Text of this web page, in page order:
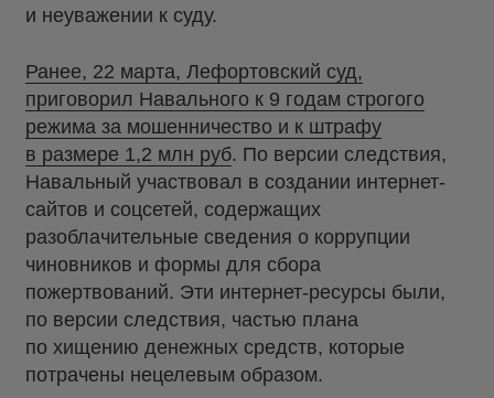
и неуважении к суду.
Ранее, 22 марта, Лефортовский суд,
приговорил Навального к 9 годам строгого
режима за мошенничество и к штрафу
в размере 1,2 млн руб. По версии следствия,
Навальный участвовал в создании интернет-
сайтов и соцсетей, содержащих
разоблачительные сведения о коррупции
чиновников и формы для сбора
пожертвований. Эти интернет-ресурсы были,
по версии следствия, частью плана
по хищению денежных средств, которые
потрачены нецелевым образом.